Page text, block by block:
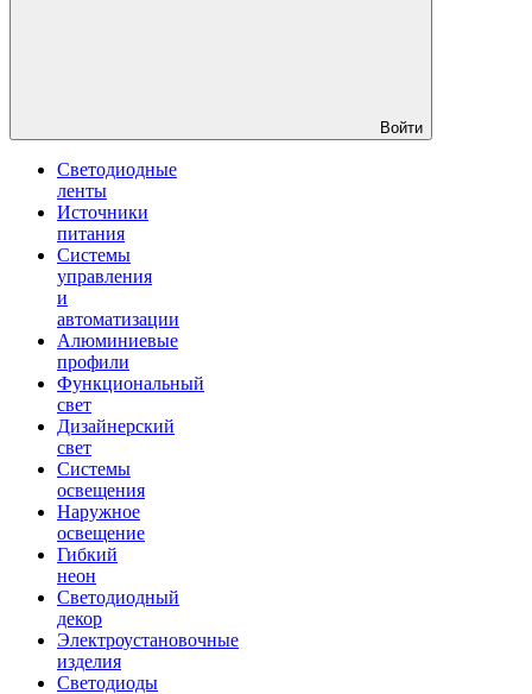
Войти
Светодиодные
ленты
Источники
питания
Системы
управления
и
автоматизации
Алюминиевые
профили
Функциональный
свет
Дизайнерский
свет
Системы
освещения
Наружное
освещение
Гибкий
неон
Светодиодный
декор
Электроустановочные
изделия
Светодиоды